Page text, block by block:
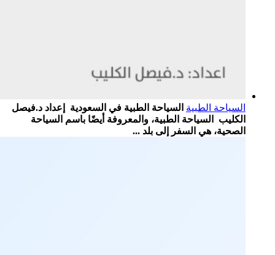
السياحة الطبية السياحة الطبية في السعودية إعداد د.فيصل
الكليب السياحة الطبية، والمعروفة أيضًا باسم السياحة
الصحية، هي السفر إلى بلد ...